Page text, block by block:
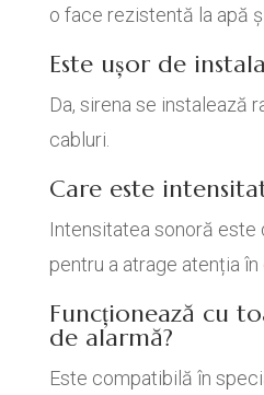
o face rezistentă la apă
Este ușor de
Da, sirena se instalează
cabluri.
Care este
Intensitatea sonoră este
pentru a atrage atenția în
Funcționează cu
de alarmă?
Este compatibilă în